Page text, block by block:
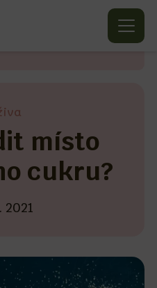
místo
cukru?
2021